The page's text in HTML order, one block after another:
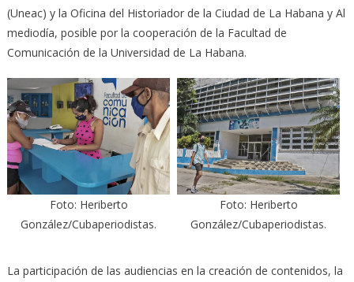
(Uneac) y la Oficina del Historiador de la Ciudad de La Habana y Al
mediodía, posible por la cooperación de la Facultad de
Comunicación de la Universidad de La Habana.
Foto: Heriberto
González/Cubaperiodistas.
Foto: Heriberto
González/Cubaperiodistas.
La participación de las audiencias en la creación de contenidos, la